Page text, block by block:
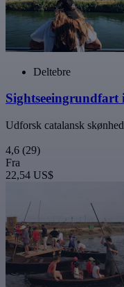
Deltebre
Sightseeingrundfart
Udforsk catalansk
4,6 (29)
Fra
22,54 US$